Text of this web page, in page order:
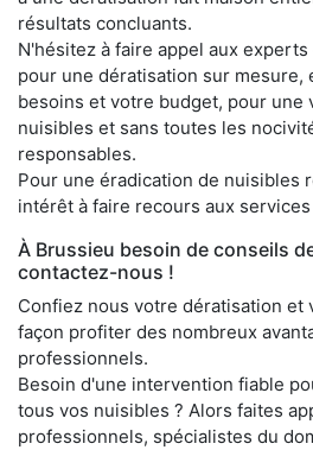
résultats concluants.
N'hésitez à faire appel aux
pour une dératisation sur mesure,
besoins et votre budget, pour une
nuisibles et sans toutes les
responsables.
Pour une éradication de nuisibles
intérêt à faire recours aux
À Brussieu besoin de conseils
contactez-nous !
Confiez nous votre dératisation et
façon profiter des nombreux
professionnels.
Besoin d'une intervention fiable
tous vos nuisibles ? Alors faites
professionnels, spécialistes du